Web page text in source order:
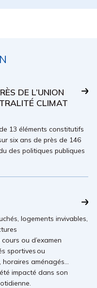
DE L’UNION
CLIMAT
13 éléments constitutifs
six ans de près de 146
des politiques publiques
logements invivables,
ou d’examen
sportives ou
aménagés…
impacté dans son